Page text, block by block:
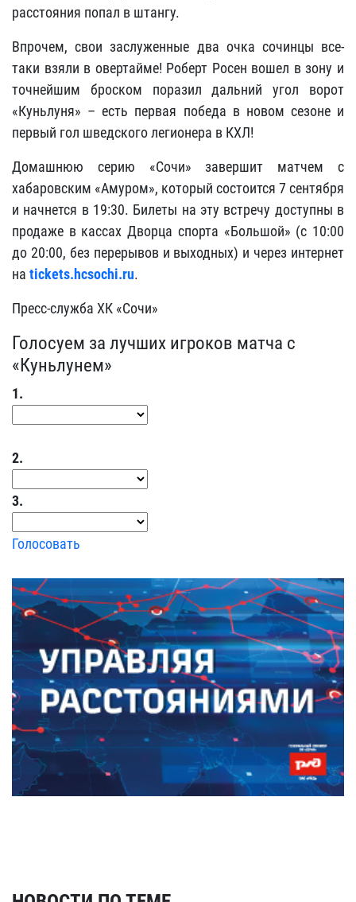
расстояния попал в штангу.
Впрочем, свои заслуженные два очка сочинцы все-
таки взяли в овертайме! Роберт Росен вошел в зону и
точнейшим броском поразил дальний угол ворот
«Куньлуня» – есть первая победа в новом сезоне и
первый гол шведского легионера в КХЛ!
Домашнюю серию «Сочи» завершит матчем с
хабаровским «Амуром», который состоится 7 сентября
и начнется в 19:30. Билеты на эту встречу доступны в
продаже в кассах Дворца спорта «Большой» (с 10:00
до 20:00, без перерывов и выходных) и через интернет
на tickets.hcsochi.ru.
Пресс-служба ХК «Сочи»
Голосуем за лучших игроков матча с
«Куньлунем»
1.
2.
3.
Голосовать